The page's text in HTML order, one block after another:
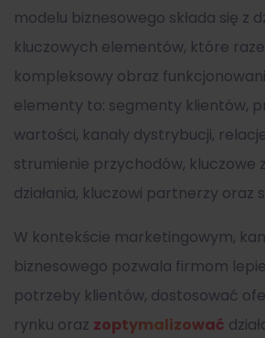
modelu biznesowego składa się z
kluczowych elementów, które
kompleksowy obraz
elementy to: segmenty klientów,
wartości, kanały dystrybucji,
strumienie przychodów, kluczowe
działania, kluczowi partnerzy oraz
W kontekście marketingowym,
biznesowego pozwala firmom
potrzeby klientów, dostosować
rynku oraz zoptymalizować